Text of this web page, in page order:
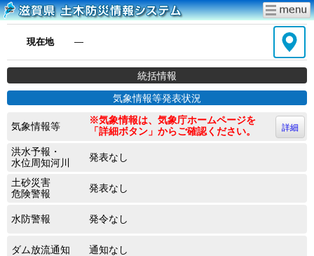
現在地 ―
統括情報
気象情報等発表状況
気象情報等
※気象情報は、気象庁ホームページを
「詳細ボタン」からご確認ください。
詳細
洪水予報・
水位周知河川
発表なし
土砂災害
危険警報
発表なし
水防警報 発令なし
ダム放流通知 通知なし